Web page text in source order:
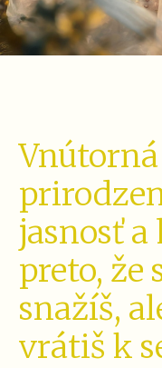
jasnosť a
preto, že
snažíš,
vrátiš k